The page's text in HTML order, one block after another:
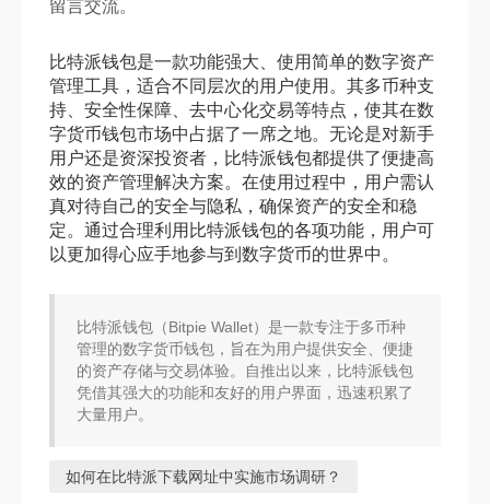
留言交流。
比特派钱包是一款功能强大、使用简单的数字资产
管理工具，适合不同层次的用户使用。其多币种支
持、安全性保障、去中心化交易等特点，使其在数
字货币钱包市场中占据了一席之地。无论是对新手
用户还是资深投资者，比特派钱包都提供了便捷高
效的资产管理解决方案。在使用过程中，用户需认
真对待自己的安全与隐私，确保资产的安全和稳
定。通过合理利用比特派钱包的各项功能，用户可
以更加得心应手地参与到数字货币的世界中。
比特派钱包（Bitpie Wallet）是一款专注于多币种
管理的数字货币钱包，旨在为用户提供安全、便捷
的资产存储与交易体验。自推出以来，比特派钱包
凭借其强大的功能和友好的用户界面，迅速积累了
大量用户。
如何在比特派下载网址中实施市场调研？